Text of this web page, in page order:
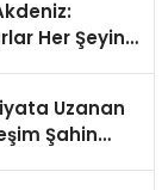
Her Şeyin
Uzanan
Şahin